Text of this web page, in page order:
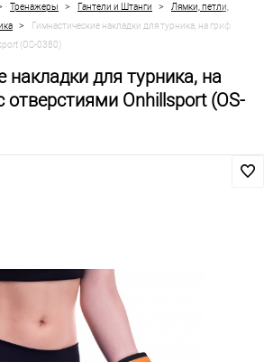
Тренажеры > Гантели и Штанги >
Лямки, петли,
>
Гимнастические накладки для турника, на гриф
(OS-0380)
накладки для турника, на
Onhillsport (OS-